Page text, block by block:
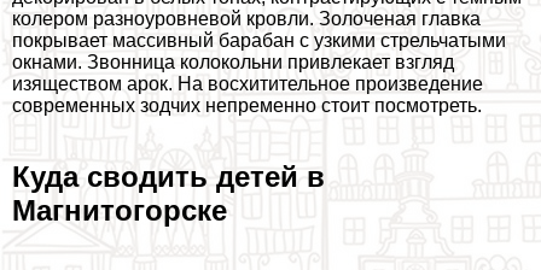
колером разноуровневой кровли. Золоченая главка
покрывает массивный баpaбан с узкими стрельчатыми
окнами. Звонница колокольни привлекает взгляд
изяществом арок. На восхитительное произведение
современных зодчих непременно стоит посмотреть.
Куда сводить детей в
Магнитогорске